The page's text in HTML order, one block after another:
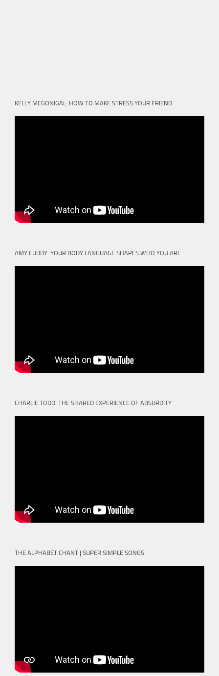
KELLY MCGONIGAL: HOW TO MAKE STRESS YOUR FRIEND
AMY CUDDY: YOUR BODY LANGUAGE SHAPES WHO YOU ARE
CHARLIE TODD: THE SHARED EXPERIENCE OF ABSURDITY
THE ALPHABET CHANT | SUPER SIMPLE SONGS